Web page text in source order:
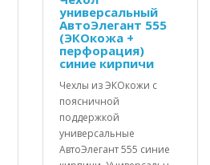
универсальный
АвтоЭлегант 555
(ЭКОкожа +
перфорация)
синие кирпичи
Чехлы из ЭКОкожи с
поясничной
поддержкой
универсальные
АвтоЭлегант 555 синие